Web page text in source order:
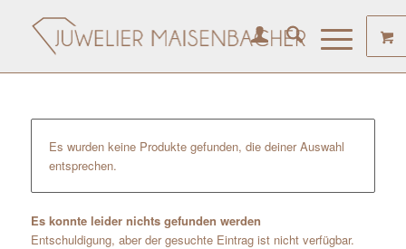
Es wurden keine Produkte gefunden, die deiner Auswahl
entsprechen.
Es konnte leider nichts gefunden werden
Entschuldigung, aber der gesuchte Eintrag ist nicht verfügbar.